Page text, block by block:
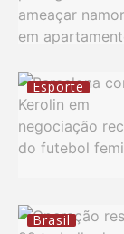
Esporte
Brasil